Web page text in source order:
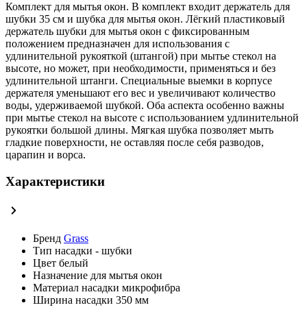
Комплект для мытья окон. В комплект входит держатель для
шубки 35 см и шубка для мытья окон. Лёгкий пластиковый
держатель шубки для мытья окон с фиксированным
положением предназначен для использования с
удлинительной рукояткой (штангой) при мытье стекол на
высоте, но может, при необходимости, применяться и без
удлинительной штанги. Специальные выемки в корпусе
держателя уменьшают его вес и увеличивают количество
воды, удерживаемой шубкой. Оба аспекта особенно важны
при мытье стекол на высоте с использованием удлинительной
рукоятки большой длины. Мягкая шубка позволяет мыть
гладкие поверхности, не оставляя после себя разводов,
царапин и ворса.
Характеристики
Бренд Grass
Тип насадки - шубки
Цвет белый
Назначение для мытья окон
Материал насадки микрофибра
Ширина насадки 350 мм